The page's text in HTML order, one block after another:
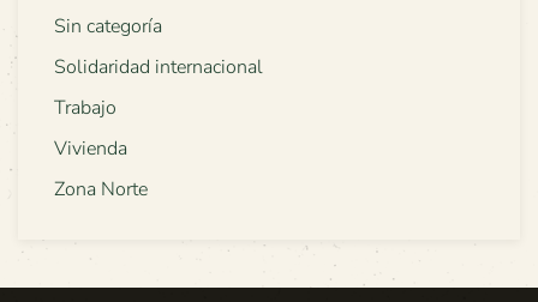
Sin categoría
Solidaridad internacional
Trabajo
Vivienda
Zona Norte